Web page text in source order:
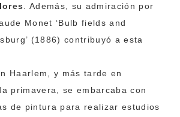
. Además, su admiración por
Monet ‘Bulb fields and
(1886) contribuyó a esta
Haarlem, y más tarde en
primavera, se embarcaba con
de pintura para realizar estudios